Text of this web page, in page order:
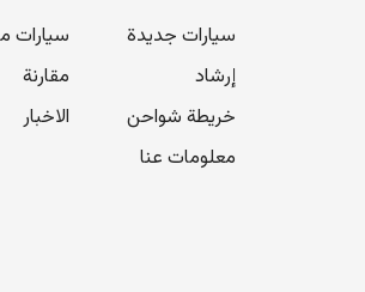
سيارات جديدة
سيارات
إرشاد
مقارنة
خريطة شواحن
الاخبار
معلومات عنا